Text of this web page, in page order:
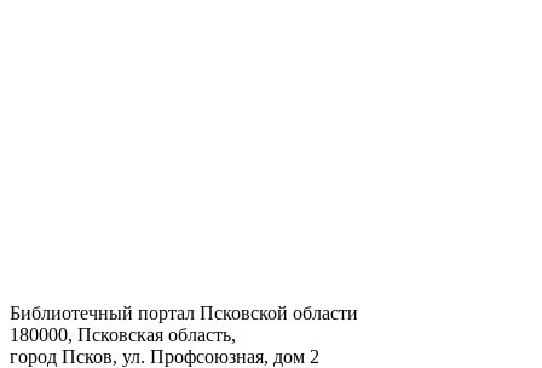
Библиотечный портал Псковской области
180000, Псковская область,
город Псков, ул. Профсоюзная, дом 2